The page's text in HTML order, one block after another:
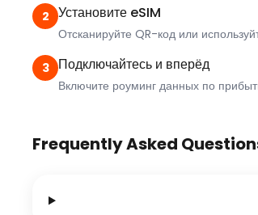
2 Установите eSIM
Отсканируйте QR-код или
3 Подключайтесь и вперёд
Включите роуминг данных по
Frequently Asked